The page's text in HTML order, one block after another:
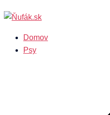
Preskočiť
na
obsahDomov
Psy